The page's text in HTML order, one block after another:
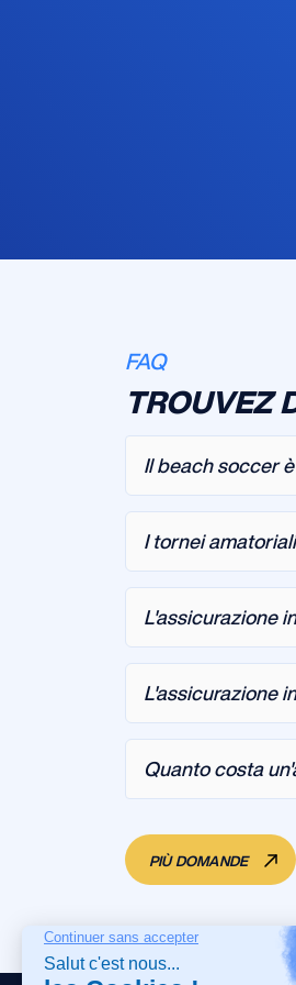
FAQ
TROUVEZ
Il beach soccer
I tornei
L'assicurazione
L'assicurazione
Quanto costa
PIÙ DOMANDE